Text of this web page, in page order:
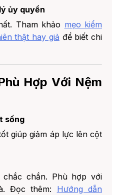
ủy quyền
Tham khảo mẹo kiểm
thật hay giả để biết chi
Hợp Với Nệm
sống
giúp giảm áp lực lên cột
chắn. Phù hợp với
Đọc thêm: Hướng dẫn